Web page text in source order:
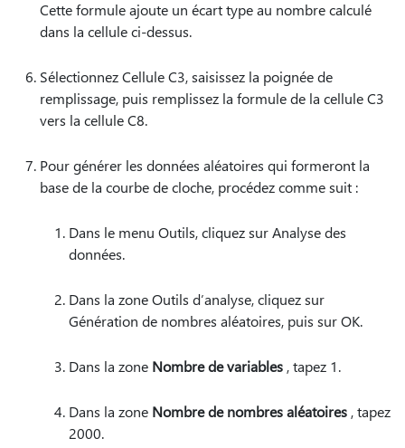
Cette formule ajoute un écart type au nombre calculé
dans la cellule ci-dessus.
Sélectionnez Cellule C3, saisissez la poignée de
remplissage, puis remplissez la formule de la cellule C3
vers la cellule C8.
Pour générer les données aléatoires qui formeront la
base de la courbe de cloche, procédez comme suit :
Dans le menu Outils, cliquez sur Analyse des
données.
Dans la zone Outils d’analyse, cliquez sur
Génération de nombres aléatoires, puis sur OK.
Dans la zone Nombre de variables , tapez 1.
Dans la zone Nombre de nombres aléatoires , tapez
2000.